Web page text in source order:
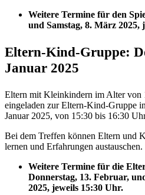
Weitere Termine für den
und Samstag, 8. März 2025,
Eltern-Kind-Gruppe:
Januar 2025
Eltern mit Kleinkindern im Alter von
eingeladen zur Eltern-Kind-Gruppe
Januar 2025, von 15:30 bis 16:30
Bei dem Treffen können Eltern und
lernen und Erfahrungen austauschen.
Weitere Termine für die
Donnerstag, 13. Februar,
2025, jeweils 15:30 Uhr.